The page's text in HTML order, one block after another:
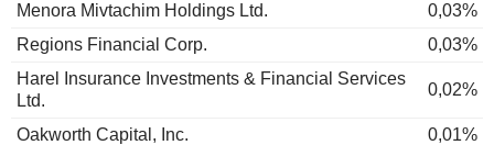
Menora Mivtachim Holdings Ltd.
0,03%
Regions Financial Corp.
0,03%
Harel Insurance Investments & Financial Services
Ltd.
0,02%
Oakworth Capital, Inc.
0,01%